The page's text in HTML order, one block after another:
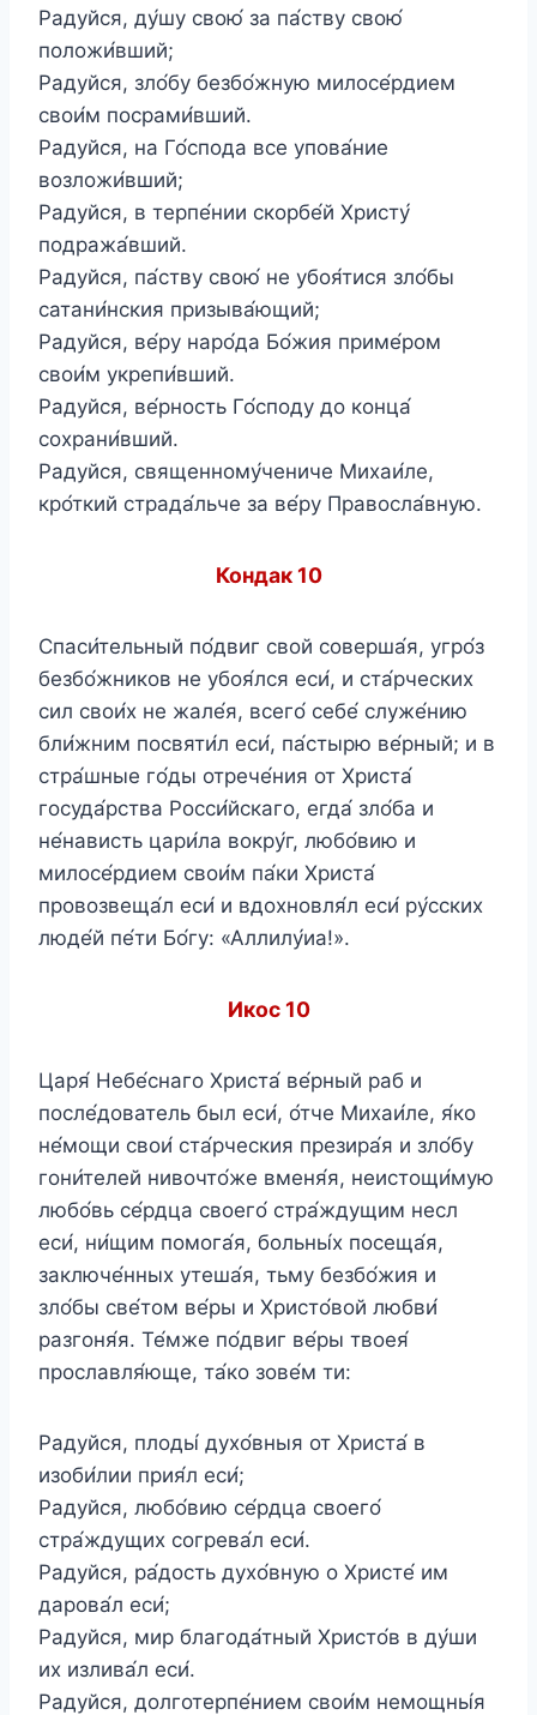
Радуйся, ду́шу свою́ за па́ству свою́
положи́вший;
Радуйся, зло́бу безбо́жную милосе́рдием
свои́м посрами́вший.
Радуйся, на Го́спода все упова́ние
возложи́вший;
Радуйся, в терпе́нии скорбе́й Христу́
подража́вший.
Радуйся, па́ству свою́ не убоя́тися зло́бы
сатани́нския призыва́ющий;
Радуйся, ве́ру наро́да Бо́жия приме́ром
свои́м укрепи́вший.
Радуйся, ве́рность Го́споду до конца́
сохрани́вший.
Радуйся, священному́чениче Михаи́ле,
кро́ткий страда́льче за ве́ру Правосла́вную.
Кондак 10
Спаси́тельный по́двиг свой соверша́я, угро́з
безбо́жников не убоя́лся еси́, и ста́рческих
сил свои́х не жале́я, всего́ себе́ служе́нию
бли́жним посвяти́л еси́, па́стырю ве́рный; и в
стра́шные го́ды отрече́ния от Христа́
госуда́рства Росси́йскаго, егда́ зло́ба и
не́нависть цари́ла вокру́г, любо́вию и
милосе́рдием свои́м па́ки Христа́
провозвеща́л еси́ и вдохновля́л еси́ ру́сских
люде́й пе́ти Бо́гу: «Аллилу́иа!».
Икос 10
Царя́ Небе́снаго Христа́ ве́рный раб и
после́дователь был еси́, о́тче Михаи́ле, я́ко
не́мощи свои́ ста́рческия презира́я и зло́бу
гони́телей нивочто́же вменя́я, неистощи́мую
любо́вь се́рдца своего́ стра́ждущим несл
еси́, ни́щим помога́я, больны́х посеща́я,
заключе́нных утеша́я, тьму безбо́жия и
зло́бы све́том ве́ры и Христо́вой любви́
разгоня́я. Те́мже по́двиг ве́ры твоея́
прославля́юще, та́ко зове́м ти:
Радуйся, плоды́ духо́вныя от Христа́ в
изоби́лии прия́л еси́;
Радуйся, любо́вию се́рдца своего́
стра́ждущих согрева́л еси́.
Радуйся, ра́дость духо́вную о Христе́ им
дарова́л еси́;
Радуйся, мир благода́тный Христо́в в ду́ши
их излива́л еси́.
Радуйся, долготерпе́нием свои́м немощны́я